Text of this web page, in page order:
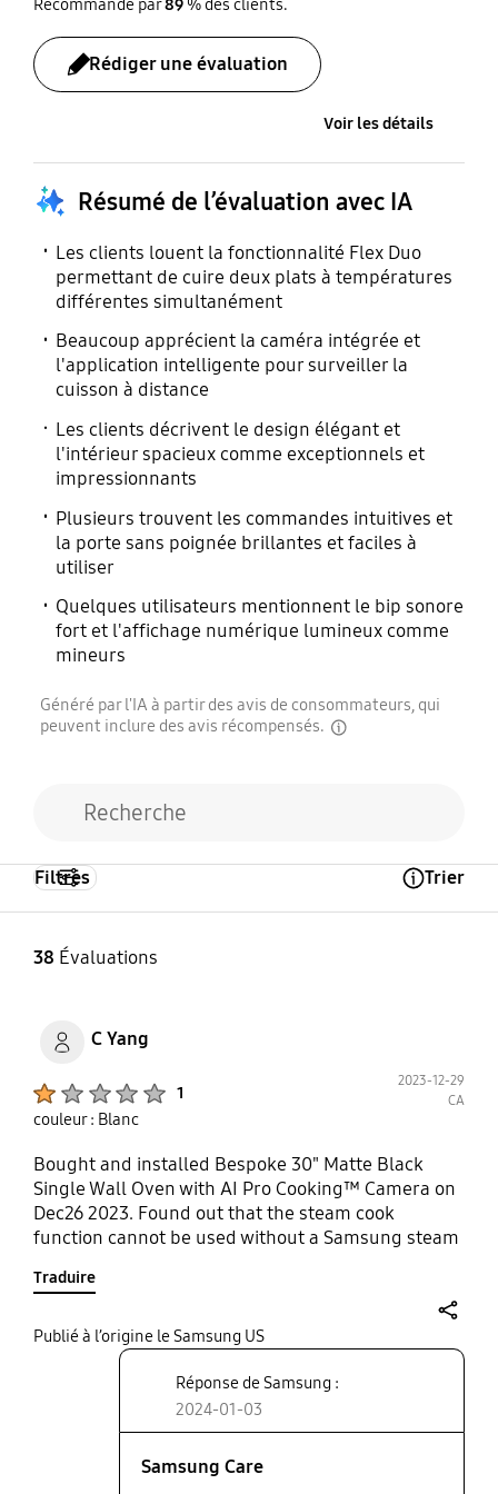
Verrouillage parental
Oui
Horloge
Friteuse à air chaud Air
Convection (W)
(2 ch.) 1300 W
Méthode de nettoyage
Autonettoyage et
nettoyage à la vapeur
Connexion Wi-Fi
Oui
Oui
Air sous vide
Oui
Oui
Caméra
Oui
Ampoule intérieure
1,4 W (DEL) 4 ch.
Éclairage intérieur
(position)
Ampoule (lampe)
allumée/éteinte
Plateau de cuisson à la
friteuse à air
Oui
Recommandé par89% des clients.
Rédiger une évaluation
Voir les détails
Résumé de l’évaluation avec IA
Les clients louent la fonctionnalité Flex Duo
permettant de cuire deux plats à températures
différentes simultanément
Beaucoup apprécient la caméra intégrée et
l'application intelligente pour surveiller la
cuisson à distance
Les clients décrivent le design élégant et
l'intérieur spacieux comme exceptionnels et
impressionnants
Plusieurs trouvent les commandes intuitives et
la porte sans poignée brillantes et faciles à
utiliser
Quelques utilisateurs mentionnent le bip sonore
fort et l'affichage numérique lumineux comme
mineurs
Généré par l'IA à partir des avis de consommateurs, qui
peuvent inclure des avis récompensés.
38 Évaluations
Filtres Trier
C Yang
1
2023-12-29
CA
couleur : Blanc
Bought and installed Bespoke 30" Matte Black
Single Wall Oven with AI Pro Cooking™ Camera on
Dec26 2023. Found out that the steam cook
function cannot be used without a Samsung steam
team members. All attempts to purchase online
were failed. It stated, "Delivery is not available for
the provided zip code" A note also stated California
Proposition 65 warning. Now I paid for a steam
cooking function that doesn't work without that
special steam cook tray. False claim of product
Traduire
Publié à l’origine le Samsung US
Réponse de Samsung :
2024-01-03
Samsung Care